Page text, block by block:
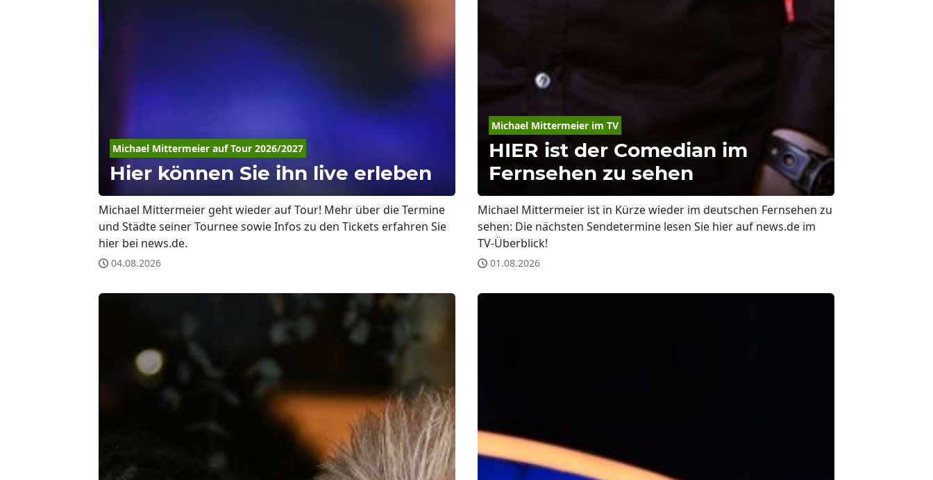
Michael Mittermeier auf Tour 2026/2027
Hier können Sie ihn live erleben
Michael Mittermeier geht wieder auf Tour! Mehr über die Termine
und Städte seiner Tournee sowie Infos zu den Tickets erfahren Sie
hier bei news.de.
04.08.2026
Michael Mittermeier im TV
HIER ist der Comedian im
Fernsehen zu sehen
Michael Mittermeier ist in Kürze wieder im deutschen Fernsehen zu
sehen: Die nächsten Sendetermine lesen Sie hier auf news.de im
TV-Überblick!
01.08.2026